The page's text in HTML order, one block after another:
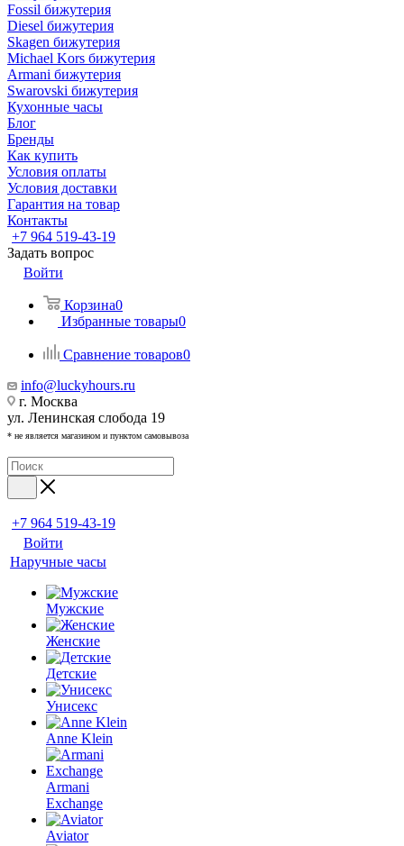
Fossil бижутерия
Diesel бижутерия
Skagen бижутерия
Michael Kors бижутерия
Armani бижутерия
Swarovski бижутерия
Кухонные часы
Блог
Бренды
Как купить
Условия оплаты
Условия доставки
Гарантия на товар
Контакты
+7 964 519-43-19
Задать вопрос
Войти
Корзина0
Избранные товары0
Сравнение товаров0
info@luckyhours.ru
г. Москва
ул. Ленинская слобода 19
* не является магазином и пунктом самовывоза
+7 964 519-43-19
Войти
Наручные часы
Мужские
Женские
Детские
Унисекс
Anne Klein
Armani
Exchange
Aviator